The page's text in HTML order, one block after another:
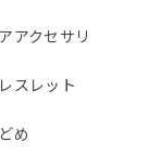
アクセサリ
スレット
め